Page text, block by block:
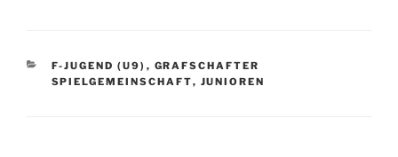
KATEGORIEN
F-JUGEND (U9) , GRAFSCHAFTER
SPIELGEMEINSCHAFT, JUNIOREN